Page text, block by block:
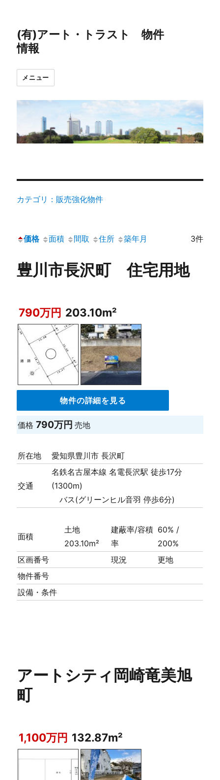
(有)アート・トラスト 物件
情報
メニュー
カテゴリ：販売強化物件
価格 面積 間取 住所 築年月 3件
豊川市長沢町 住宅用地
790万円 203.10m²
物件の詳細を見る
価格 790万円売地
所在地 愛知県豊川市 長沢町
交通
名鉄名古屋本線 名電長沢駅 徒歩17分
(1300m)
バス(グリーンヒル音羽 停歩6分)
面積
土地
203.10m²
建蔽率/容積
率
60% /
200%
区画番号
現況
更地
物件番号
設備・条件
アートシティ岡崎竜美旭
町
1,100万円 132.87m²